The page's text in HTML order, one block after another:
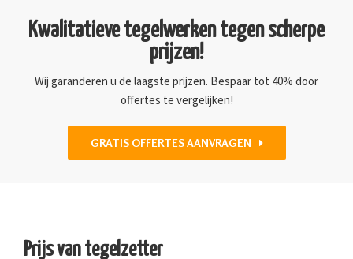
Kwalitatieve tegelwerken tegen scherpe
prijzen!
Wij garanderen u de laagste prijzen. Bespaar tot 40% door
offertes te vergelijken!
GRATIS OFFERTES AANVRAGEN
Prijs van tegelzetter